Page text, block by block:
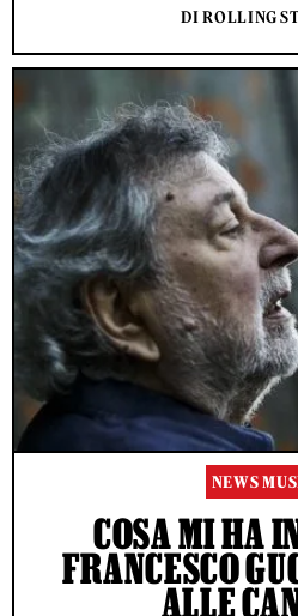
DI ROLLING
NEWS
COSA MI HA
FRANCESCO
ALLE